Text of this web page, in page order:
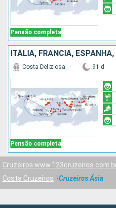
Pensão completa
Pensão completa
Costa Deliziosa 91 d
Cruzeiros
Costa Cruzeiros
Cruzeiros Ásia